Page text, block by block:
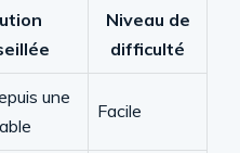
Niveau de
difficulté
une
Facile